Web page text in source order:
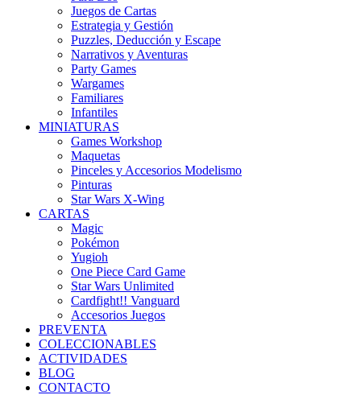
Juegos de Cartas
Estrategia y Gestión
Puzzles, Deducción y Escape
Narrativos y Aventuras
Party Games
Wargames
Familiares
Infantiles
MINIATURAS
Games Workshop
Maquetas
Pinceles y Accesorios Modelismo
Pinturas
Star Wars X-Wing
CARTAS
Magic
Pokémon
Yugioh
One Piece Card Game
Star Wars Unlimited
Cardfight!! Vanguard
Accesorios Juegos
PREVENTA
COLECCIONABLES
ACTIVIDADES
BLOG
CONTACTO